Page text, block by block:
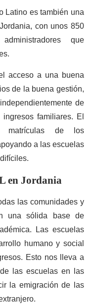
Latino es también una
con unos 850
que
acceso a una buena
de la buena gestión,
de
familiares. El
matrículas de los
a las escuelas
en Jordania
las comunidades y
una sólida base de
Las escuelas
humano y social
Esto nos lleva a
las escuelas en las
la emigración de las